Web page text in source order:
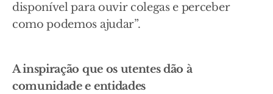
disponível para ouvir colegas e perceber
como podemos ajudar”.
A inspiração que os utentes dão à
comunidade e entidades